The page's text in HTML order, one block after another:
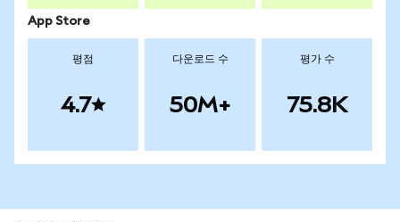
App Store
평점
4.7
다운로드 수
50M+
평가 수
75.8K